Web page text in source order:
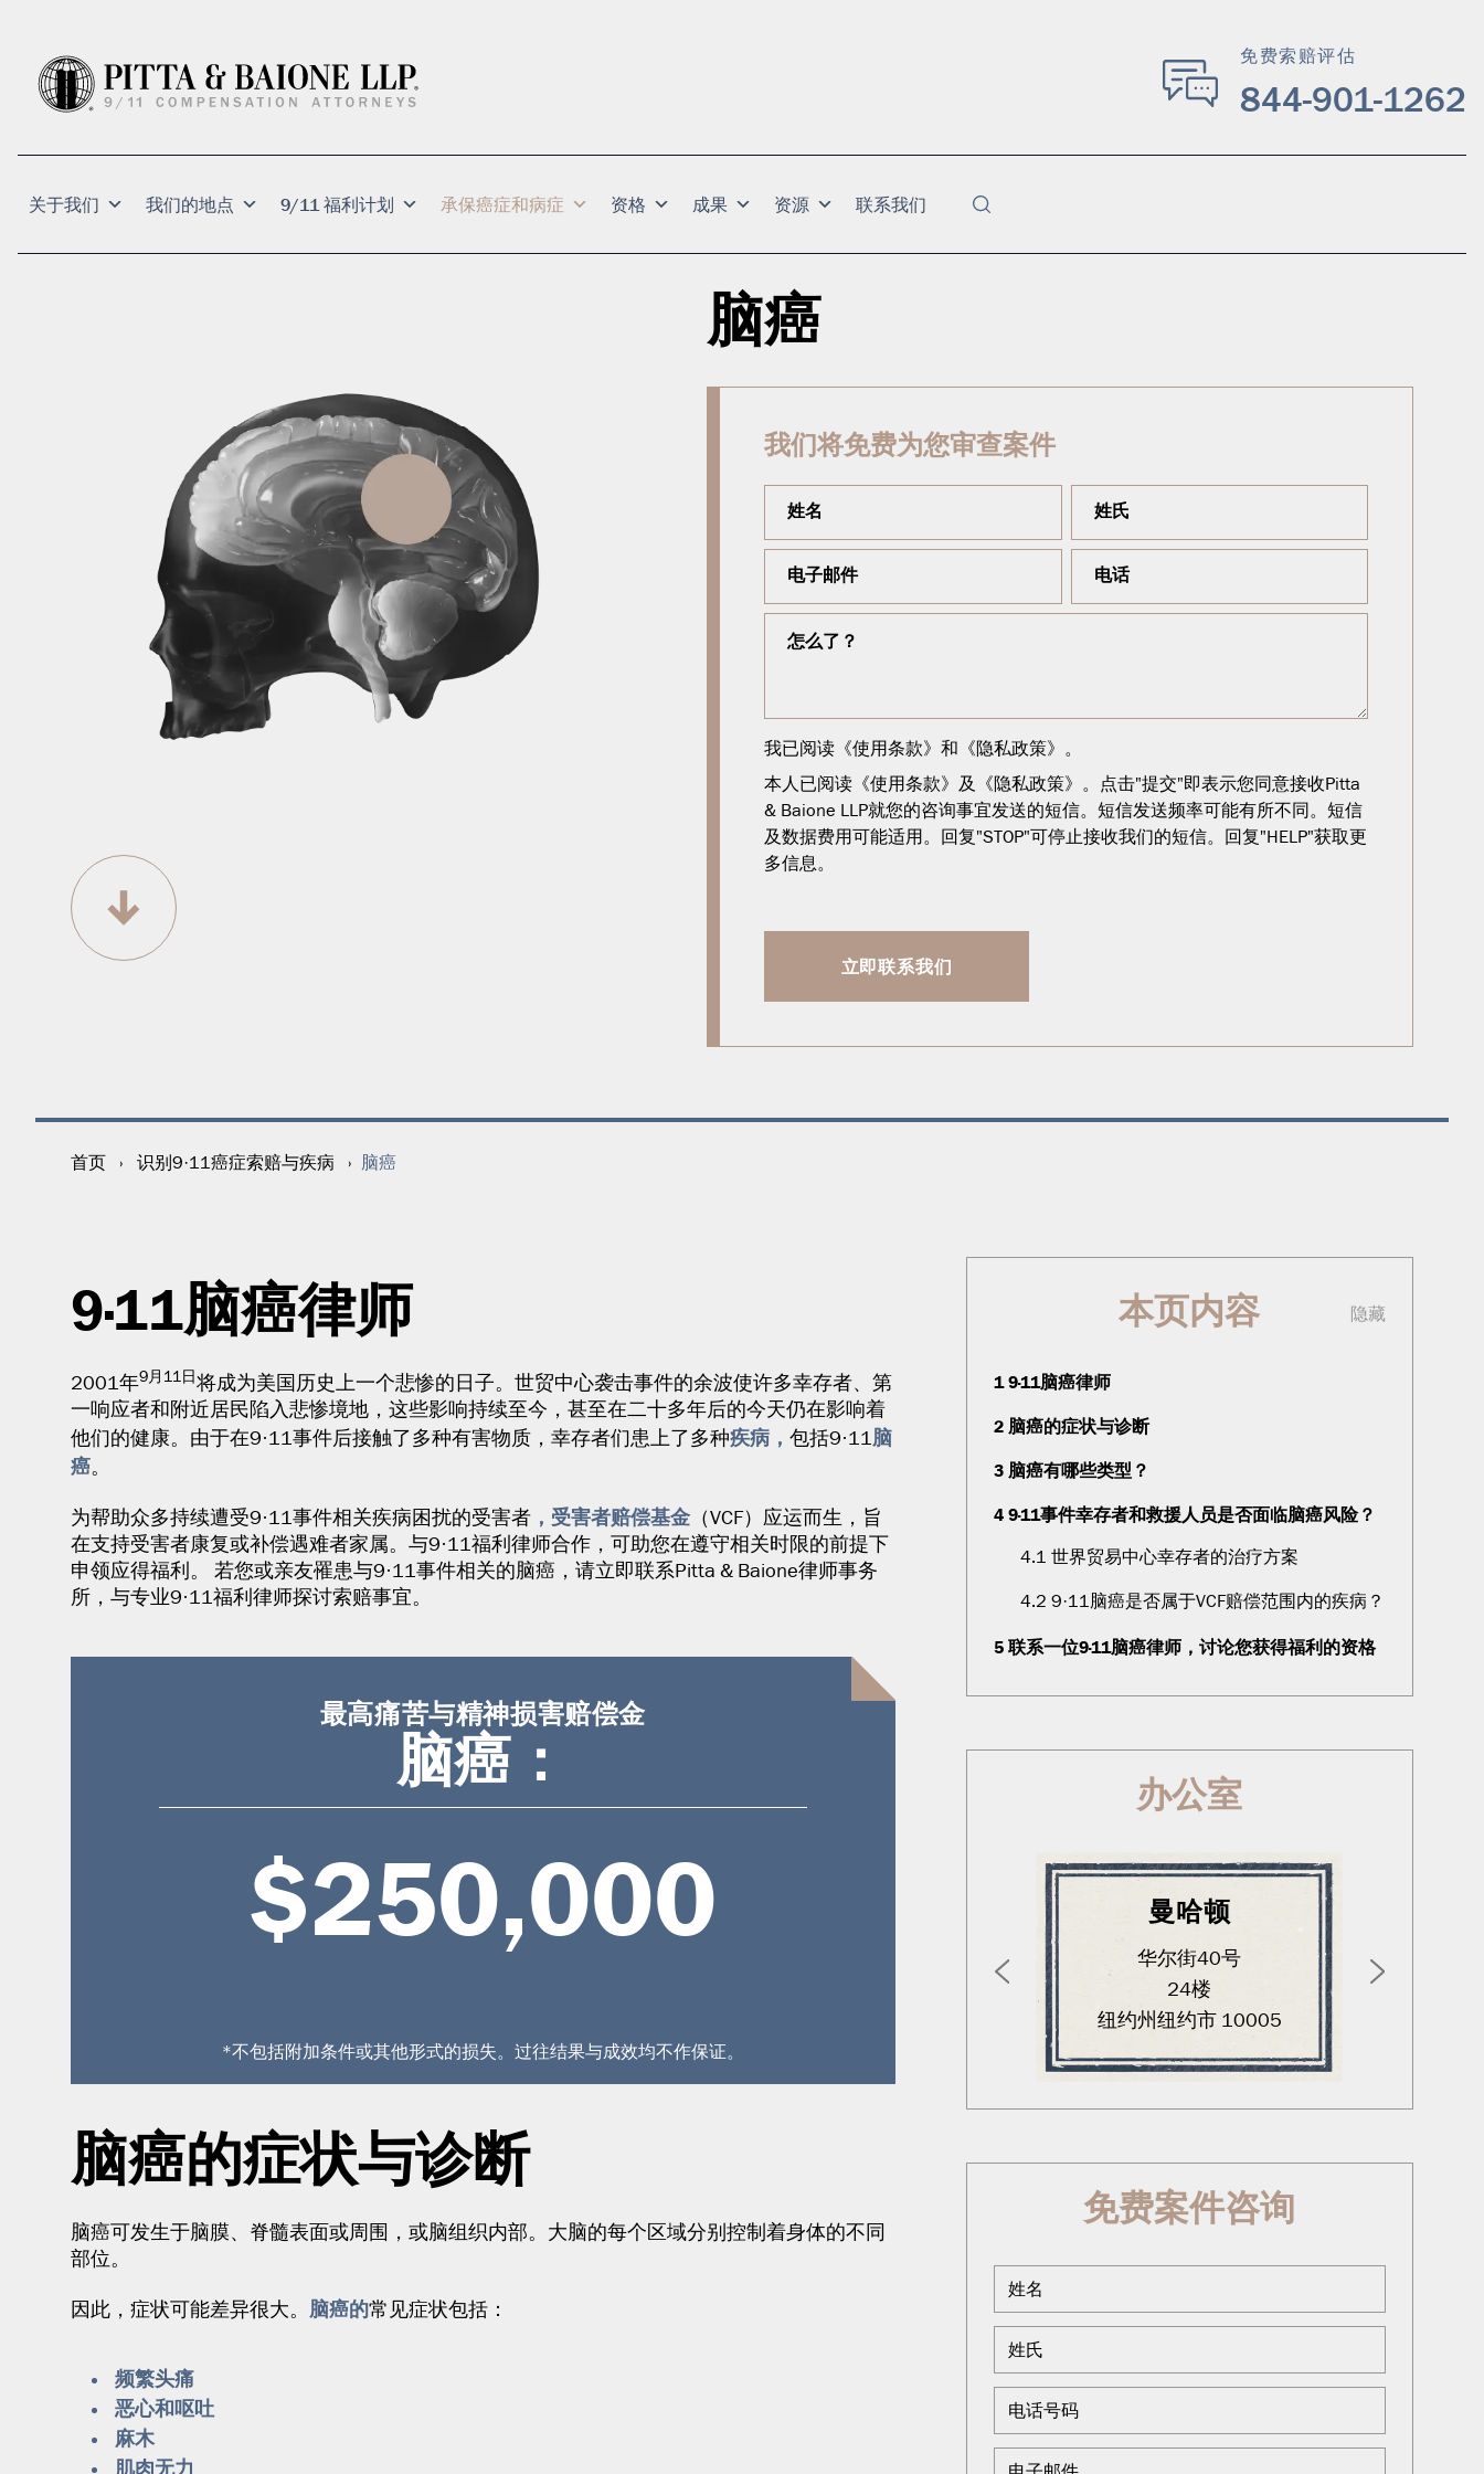
免费索赔评估
844-901-1262
关于我们 我们的地点 9/11 福利计划 承保癌症和病症 资格 成果 资源 联系我们
脑癌
我们将免费为您审查案件
我已阅读《使用条款》和《 隐私政策》。
本人已阅读《使用条款》及《隐私政策》。点击"提交"即表示您同意接收Pitta
& Baione LLP就您的咨询事宜发送的短信。短信发送频率可能有所不同。短信
及数据费用可能适用。回复"STOP"可停止接收我们的短信。回复"HELP"获取更
多信息。
立即联系我们
首页 › 识别9·11癌症索赔与疾病 › 脑癌
9·11脑癌律师
2001年9月11日 将成为美国历史上一个悲惨的日子。世贸中心袭击事件的余波使许多幸存者、第
一响应者和附近居民陷入悲惨境地，这些影响持续至今，甚至在二十多年后的今天仍在影响着
他们的健康。由于在9·11事件后接触了多种有害物质，幸存者们患上了多种疾病， 包括9·11脑
癌。
为帮助众多持续遭受9·11事件相关疾病困扰的受害者 ，受害者赔偿基金 （VCF）应运而生，旨
在支持受害者康复或补偿遇难者家属。与9·11福利律师合作，可助您在遵守相关时限的前提下
申领应得福利。 若您或亲友罹患与9·11事件相关的脑癌，请立即联系Pitta & Baione律师事务
所，与专业9·11福利律师探讨索赔事宜。
最高痛苦与精神损害赔偿金
脑癌：
$250,000
*不包括附加条件或其他形式的损失。过往结果与成效均不作保证。
脑癌的症状与诊断
脑癌可发生于脑膜、脊髓表面或周围，或脑组织内部。大脑的每个区域分别控制着身体的不同
部位。
因此，症状可能差异很大。 脑癌的常见症状包括：
频繁头痛
恶心和呕吐
麻木
肌肉无力
本页内容 隐藏
1 9·11脑癌律师
2 脑癌的症状与诊断
3 脑癌有哪些类型？
4 9·11事件幸存者和救援人员是否面临脑癌风险？
4.1 世界贸易中心幸存者的治疗方案
4.2 9·11脑癌是否属于VCF赔偿范围内的疾病？
5 联系一位9·11脑癌律师，讨论您获得福利的资格
办公室
曼哈顿
华尔街40号
24楼
纽约州纽约市 10005
免费案件咨询